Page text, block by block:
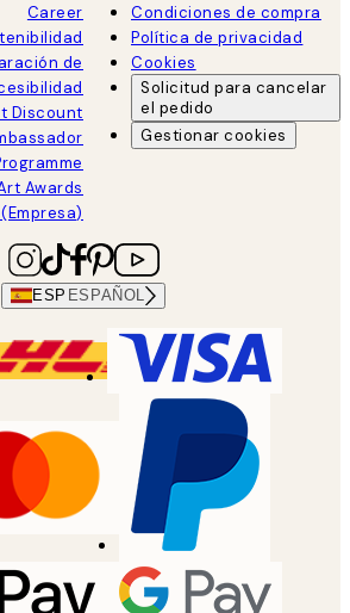
Career
de
Discount
Awards
Condiciones de compra
Política de privacidad
Cookies
Solicitud para cancelar
el pedido
Gestionar cookies
ESP ESPAÑOL